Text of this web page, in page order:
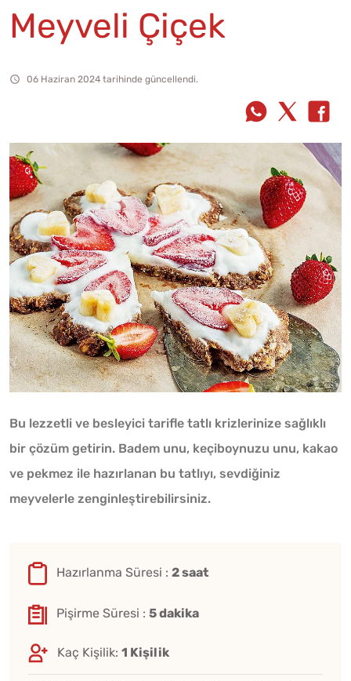
Meyveli Çiçek
06 Haziran 2024 tarihinde güncellendi.
Bu lezzetli ve besleyici tarifle tatlı krizlerinize sağlıklı
bir çözüm getirin. Badem unu, keçiboynuzu unu, kakao
ve pekmez ile hazırlanan bu tatlıyı, sevdiğiniz
meyvelerle zenginleştirebilirsiniz.
Hazırlanma Süresi : 2 saat
Pişirme Süresi : 5 dakika
Kaç Kişilik: 1 Kişilik